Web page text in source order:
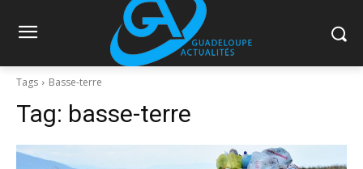
Tags Basse-terre
Tag: basse-terre